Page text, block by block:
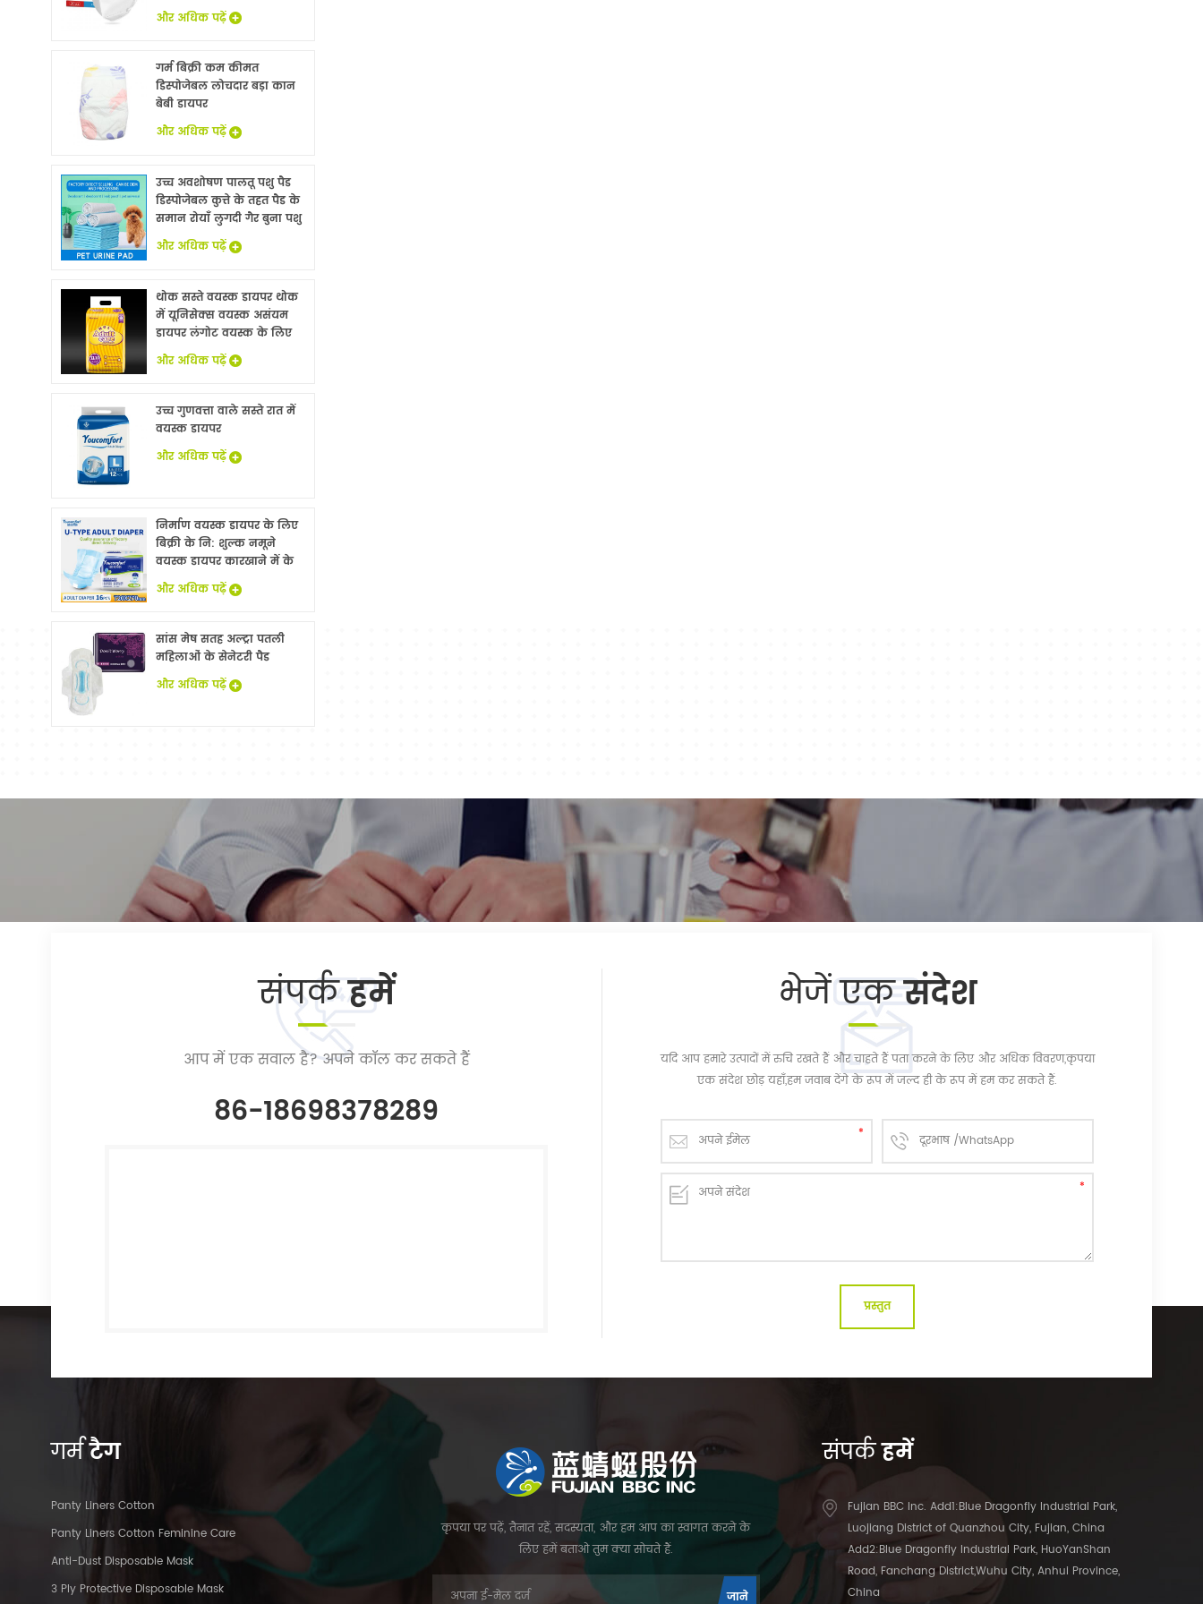
और अधिक पढ़ें
गर्म बिक्री कम कीमत
डिस्पोजेबल लोचदार बड़ा कान
बेबी डायपर
और अधिक पढ़ें
उच्च अवशोषण पालतू पशु पैड
डिस्पोजेबल कुत्ते के तहत पैड के
समान रोयाँ लुगदी गैर बुना पशु
बिस्तर चादरों थोक
और अधिक पढ़ें
थोक सस्ते वयस्क डायपर थोक
में यूनिसेक्स वयस्क असंयम
डायपर लंगोट वयस्क के लिए
नि: शुल्क नमूने
और अधिक पढ़ें
उच्च गुणवत्ता वाले सस्ते रात में
वयस्क डायपर
और अधिक पढ़ें
निर्माण वयस्क डायपर के लिए
बिक्री के नि: शुल्क नमूने
वयस्क डायपर कारखाने में के
साथ China
और अधिक पढ़ें
सांस मेष सतह अल्ट्रा पतली
महिलाओं के सेनेटरी पैड
और अधिक पढ़ें
संपर्कहमें
आप में एक सवाल है? अपने कॉल कर सकते हैं
86-18698378289
भेजें एकसंदेश
यदि आप हमारे उत्पादों में रुचि रखते हैं और चाहते हैं पता करने के लिए और अधिक विवरण,कृपया
एक संदेश छोड़ यहाँ,हम जवाब देंगे के रूप में जल्द ही के रूप में हम कर सकते हैं.
गर्मटैग
Panty Liners Cotton
Panty Liners Cotton Feminine Care
Anti-Dust Disposable Mask
3 Ply Protective Disposable Mask
कृपया पर पढ़ें, तैनात रहें, सदस्यता, और हम आप का स्वागत करने के
लिए हमें बताओ तुम क्या सोचते हैं.
संपर्कहमें
Fujian BBC Inc. Add1:Blue Dragonfly Industrial Park,
Luojiang District of Quanzhou City, Fujian, China
Add2:Blue Dragonfly Industrial Park, HuoYanShan
Road, Fanchang District,Wuhu City, Anhui Province,
China